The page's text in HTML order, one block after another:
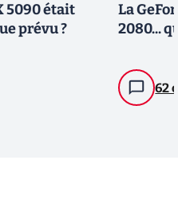
5090 était
prévu ?
La
2080...
62